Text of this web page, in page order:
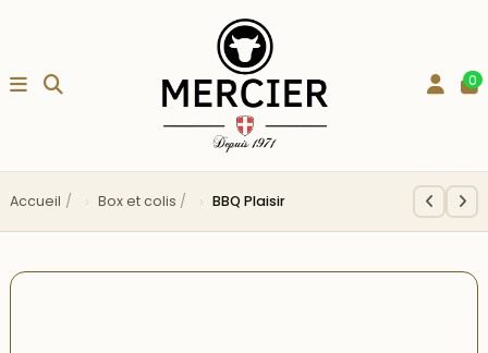
0
Accueil Box et colis BBQ Plaisir